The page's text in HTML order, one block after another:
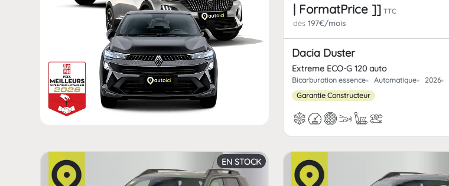
| FormatPrice ]] TTC
dès 197€/mois
Dacia Duster
Extreme ECO-G 120 auto
Bicarburation essence Automatique 2026
Garantie Constructeur
EN STOCK